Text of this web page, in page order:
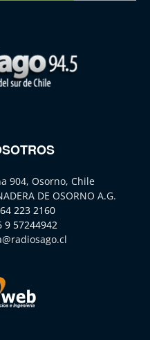
904, Osorno, Chile
DE OSORNO A.G.
223 2160
9 57244942